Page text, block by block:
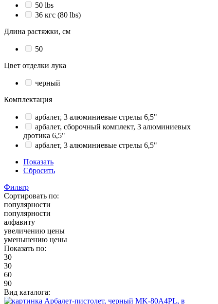
50 lbs
36 кгc (80 lbs)
Длина растяжки, см
50
Цвет отделки лука
черный
Комплектация
арбалет, 3 алюминиевые стрелы 6,5"
арбалет, сборочный комплект, 3 алюминиевых
дротика 6,5"
арбалет, 3 алюминиевые стрелы 6,5"
Показать
Сбросить
Фильтр
Сортировать по:
популярности
популярности
алфавиту
увеличению цены
уменьшению цены
Показать по:
30
30
60
90
Вид каталога: